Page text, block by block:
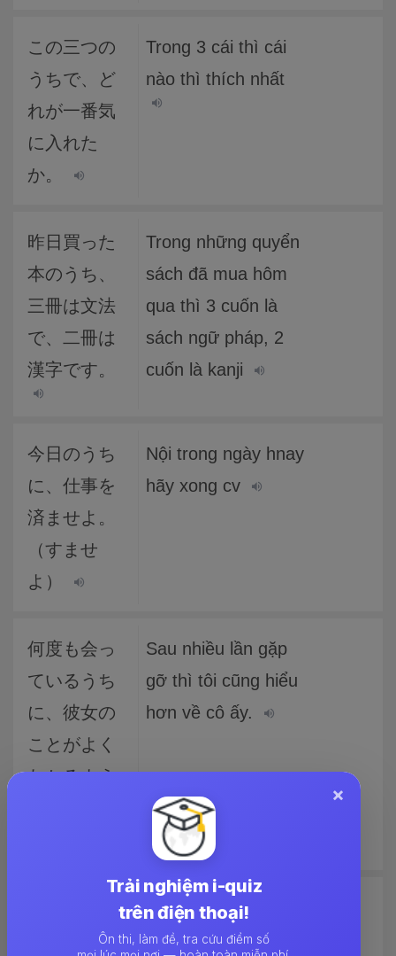
この三つの
うちで、ど
れが一番気
に入れた
か。
Trong 3 cái thì cái
nào thì thích nhất
昨日買った
本のうち、
三冊は文法
で、二冊は
漢字です。
Trong những quyển
sách đã mua hôm
qua thì 3 cuốn là
sách ngữ pháp, 2
cuốn là kanji
今日のうち
に、仕事を
済ませよ。
（すませ
よ）
Nội trong ngày hnay
hãy xong cv
何度も会っ
ているうち
に、彼女の
ことがよく
わかるよう
Sau nhiều lần gặp
gỡ thì tôi cũng hiểu
hơn về cô ấy.
は、忘れな
Việc quan trọng
trong lúc chưa quên
×
Trải nghiệm i-quiz
trên điện thoại!
Ôn thi, làm đề, tra cứu điểm số